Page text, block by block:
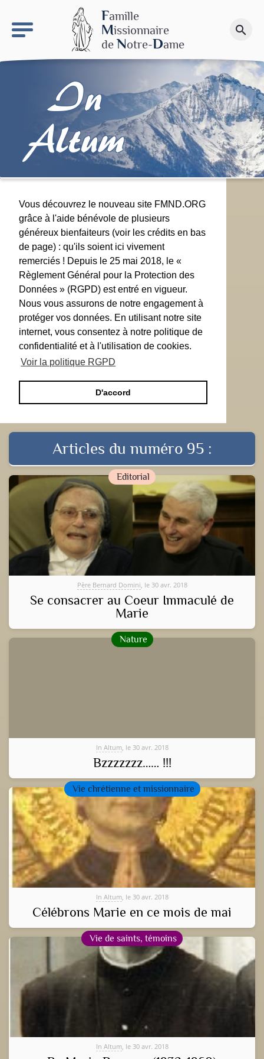
Famille
Missionnaire
de Notre-Dame
search
Faire un don
In
Altum
Vous découvrez le nouveau site FMND.ORG
grâce à l'aide bénévole de plusieurs
généreux bienfaiteurs (voir les crédits en bas
de page) : qu'ils soient ici vivement
remerciés ! Depuis le 25 mai 2018, le «
Règlement Général pour la Protection des
Données » (RGPD) est entré en vigueur.
Nous vous assurons de notre engagement à
protéger vos données. En utilisant notre site
internet, vous consentez à notre politique de
confidentialité et à l'utilisation de cookies.
Voir la politique RGPD
D'accord
Articles du numéro 95 :
Editorial
Père Bernard Domini, le 30 avr. 2018
Se consacrer au Coeur Immaculé de
Marie
Nature
In Altum, le 30 avr. 2018
Bzzzzzzz…… !!!
Vie chrétienne et missionnaire
In Altum, le 30 avr. 2018
Célébrons Marie en ce mois de mai
Vie de saints, témoins
In Altum, le 30 avr. 2018